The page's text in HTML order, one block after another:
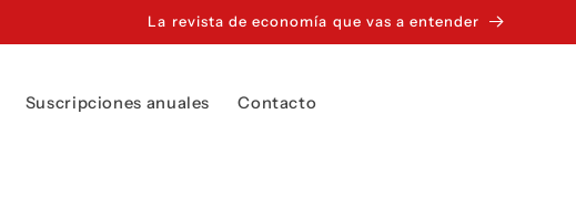
La revista de economía que vas a entender
Suscripciones anuales Contacto